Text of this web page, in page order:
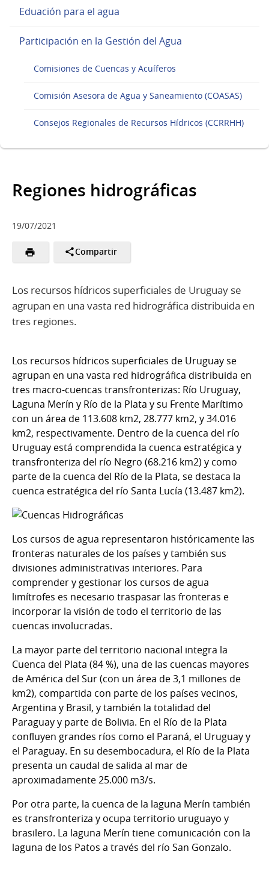
Eduación para el agua
Participación en la Gestión del Agua
Comisiones de Cuencas y Acuíferos
Comisión Asesora de Agua y Saneamiento (COASAS)
Consejos Regionales de Recursos Hídricos (CCRRHH)
Regiones hidrográficas
19/07/2021
Compartir
Los recursos hídricos superficiales de Uruguay se
agrupan en una vasta red hidrográfica distribuida en
tres regiones.
Los recursos hídricos superficiales de Uruguay se
agrupan en una vasta red hidrográfica distribuida en
tres macro-cuencas transfronterizas: Río Uruguay,
Laguna Merín y Río de la Plata y su Frente Marítimo
con un área de 113.608 km2, 28.777 km2, y 34.016
km2, respectivamente. Dentro de la cuenca del río
Uruguay está comprendida la cuenca estratégica y
transfronteriza del río Negro (68.216 km2) y como
parte de la cuenca del Río de la Plata, se destaca la
cuenca estratégica del río Santa Lucía (13.487 km2).
Los cursos de agua representaron históricamente las
fronteras naturales de los países y también sus
divisiones administrativas interiores. Para
comprender y gestionar los cursos de agua
limítrofes es necesario traspasar las fronteras e
incorporar la visión de todo el territorio de las
cuencas involucradas.
La mayor parte del territorio nacional integra la
Cuenca del Plata (84 %), una de las cuencas mayores
de América del Sur (con un área de 3,1 millones de
km2), compartida con parte de los países vecinos,
Argentina y Brasil, y también la totalidad del
Paraguay y parte de Bolivia. En el Río de la Plata
confluyen grandes ríos como el Paraná, el Uruguay y
el Paraguay. En su desembocadura, el Río de la Plata
presenta un caudal de salida al mar de
aproximadamente 25.000 m3/s.
Por otra parte, la cuenca de la laguna Merín también
es transfronteriza y ocupa territorio uruguayo y
brasilero. La laguna Merín tiene comunicación con la
laguna de los Patos a través del río San Gonzalo.